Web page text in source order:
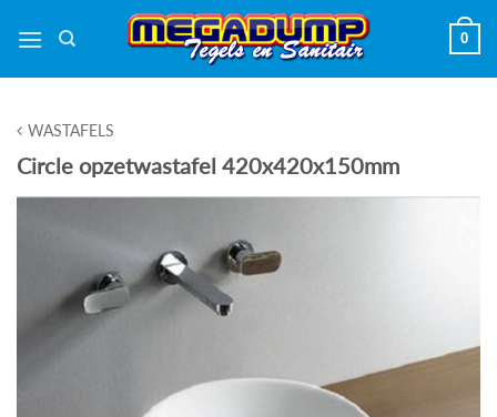
naar
0
WASTAFELS
Circle opzetwastafel 420x420x150mm